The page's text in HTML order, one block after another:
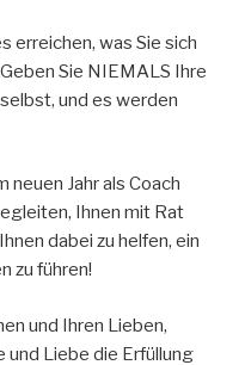
erreichen, was Sie sich
Sie NIEMALS Ihre
und es werden
neuen Jahr als Coach
Ihnen mit Rat
dabei zu helfen, ein
zu führen!
und Ihren Lieben,
und Liebe die Erfüllung